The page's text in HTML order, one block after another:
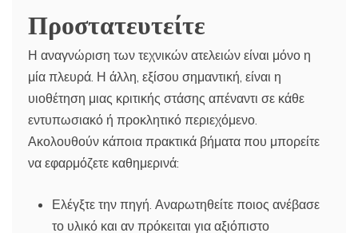
Προστατευτείτε
Η αναγνώριση των τεχνικών ατελειών είναι μόνο η
μία πλευρά. Η άλλη, εξίσου σημαντική, είναι η
υιοθέτηση μιας κριτικής στάσης απέναντι σε κάθε
εντυπωσιακό ή προκλητικό περιεχόμενο.
Ακολουθούν κάποια πρακτικά βήματα που μπορείτε
να εφαρμόζετε καθημερινά:
Ελέγξτε την πηγή. Αναρωτηθείτε ποιος ανέβασε
το υλικό και αν πρόκειται για αξιόπιστο